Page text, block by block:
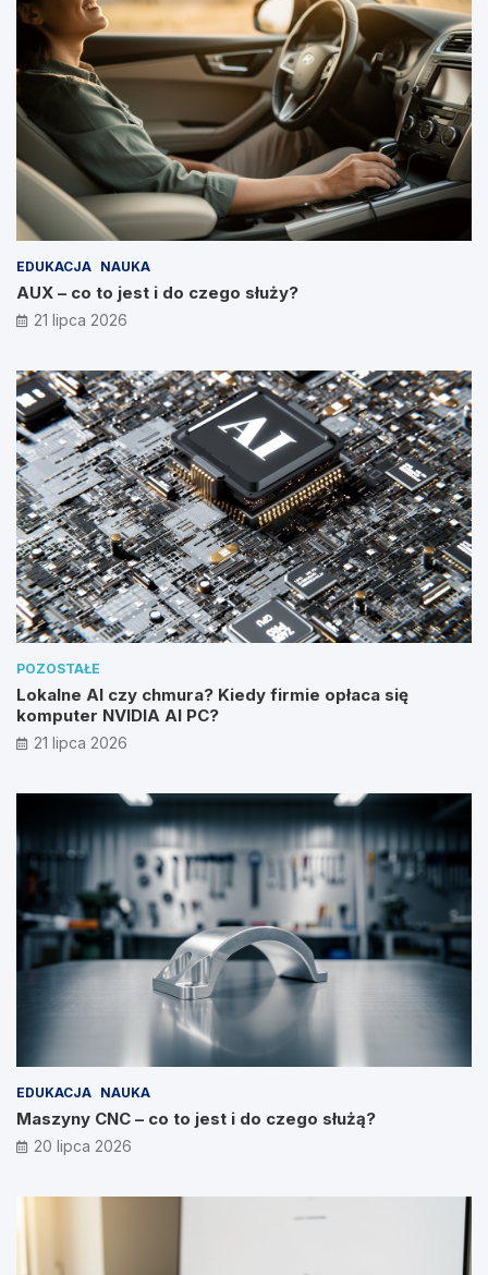
EDUKACJA NAUKA
AUX – co to jest i do czego służy?
21 lipca 2026
POZOSTAŁE
Lokalne AI czy chmura? Kiedy firmie opłaca się
komputer NVIDIA AI PC?
21 lipca 2026
EDUKACJA NAUKA
Maszyny CNC – co to jest i do czego służą?
20 lipca 2026